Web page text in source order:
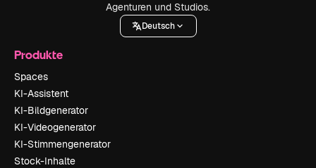
Agenturen und Studios.
Deutsch
Produkte
Spaces
KI-Assistent
KI-Bildgenerator
KI-Videogenerator
KI-Stimmengenerator
Stock-Inhalte